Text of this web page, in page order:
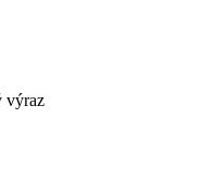
výraz